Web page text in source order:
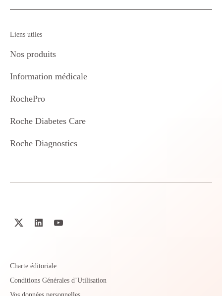
Liens utiles
Nos produits
Information médicale
RochePro
Roche Diabetes Care
Roche Diagnostics
Charte éditoriale
Conditions Générales d’Utilisation